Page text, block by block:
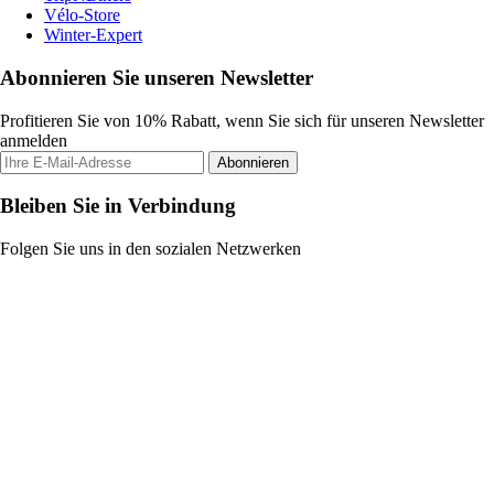
Vélo-Store
Winter-Expert
Abonnieren Sie unseren Newsletter
Profitieren Sie von 10% Rabatt, wenn Sie sich für unseren Newsletter
anmelden
Abonnieren
Bleiben Sie in Verbindung
Folgen Sie uns in den sozialen Netzwerken